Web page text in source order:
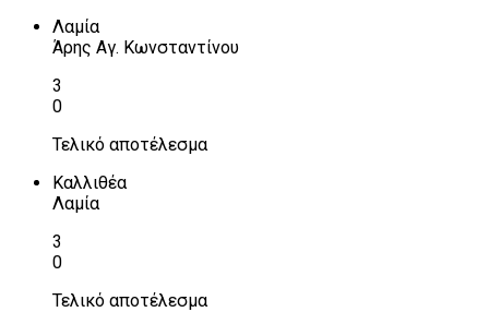
Λαμία
Άρης Αγ. Κωνσταντίνου
3
0
Τελικό αποτέλεσμα
Καλλιθέα
Λαμία
3
0
Τελικό αποτέλεσμα